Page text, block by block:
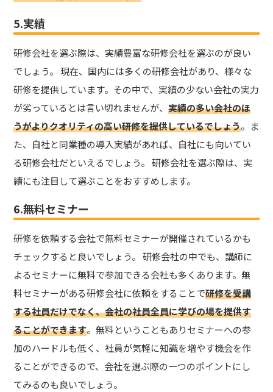
5.実績
研修会社を選ぶ際は、実績豊富な研修会社を選ぶのが良い
でしょう。 現在、国内には多くの研修会社があり、様々な
研修を提供しています。その中で、実績の少ない会社の実力
が劣っているとは言い切れませんが、実績の多い会社のほ
うがよりクオリティの高い研修を提供しているでしょう。ま
た、自社と同業種の導入実績があれば、自社にも向いてい
る研修会社だといえるでしょう。 研修会社を選ぶ際は、実
績にも注目して選ぶことをおすすめします。
6.無料セミナー
研修を依頼する会社で無料セミナーが開催されているかも
チェックすると良いでしょう。 研修会社の中でも、講師に
よるセミナーに無料で参加できる会社も多くあります。無
料セミナーがある研修会社に依頼をすることで研修を受講
する社員だけでなく、会社の社員全員に学びの場を提供す
ることができます。無料ということもありセミナーへの参
加のハードルも低く、社員が気軽に知識を増やす機会を作
ることができるので、会社を選ぶ際の一つのポイントにし
てみるのも良いでしょう。